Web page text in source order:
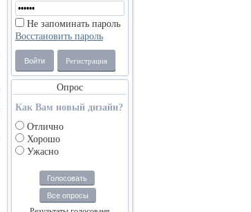
Не запоминать пароль
Восстановить пароль
Войти Регистрация
Опрос
Как Вам новый дизайн?
Отлично
Хорошо
Ужасно
Голосовать
Все опросы